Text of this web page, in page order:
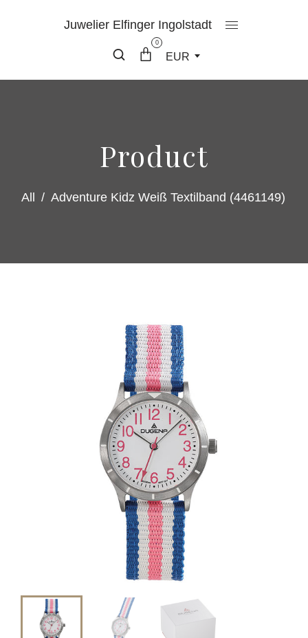
Juwelier Elfinger Ingolstadt
0
EUR
Product
All / Adventure Kidz Weiß Textilband (4461149)